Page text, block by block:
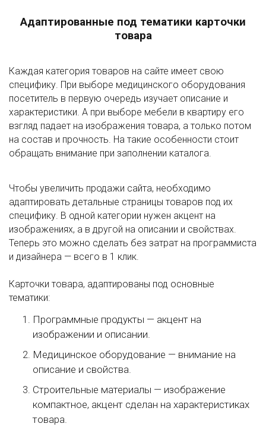
Адаптированные под тематики карточки
товара
Каждая категория товаров на сайте имеет свою
специфику. При выборе медицинского оборудования
посетитель в первую очередь изучает описание и
характеристики. А при выборе мебели в квартиру его
взгляд падает на изображения товара, а только потом
на состав и прочность. На такие особенности стоит
обращать внимание при заполнении каталога.
Чтобы увеличить продажи сайта, необходимо
адаптировать детальные страницы товаров под их
специфику. В одной категории нужен акцент на
изображениях, а в другой на описании и свойствах.
Теперь это можно сделать без затрат на программиста
и дизайнера — всего в 1 клик.
Карточки товара, адаптированы под основные
тематики:
Программные продукты — акцент на
изображении и описании.
Медицинское оборудование — внимание на
описание и свойства.
Строительные материалы — изображение
компактное, акцент сделан на характеристиках
товара.